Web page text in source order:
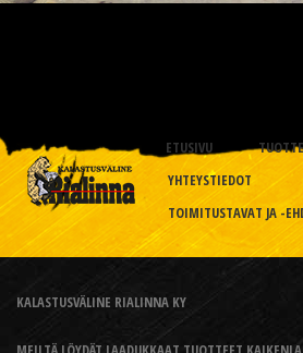
ETUSIVU
YHTEYSTIEDOT
TOIMITUSTAVAT JA -
KALASTUSVÄLINE RIALINNA KY